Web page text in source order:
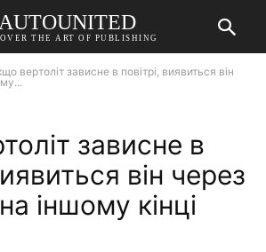
AUTOUNITED
THE ART OF PUBLISHING
вертоліт зависне в повітрі, виявиться він
зависне в
він через
іншому кінці